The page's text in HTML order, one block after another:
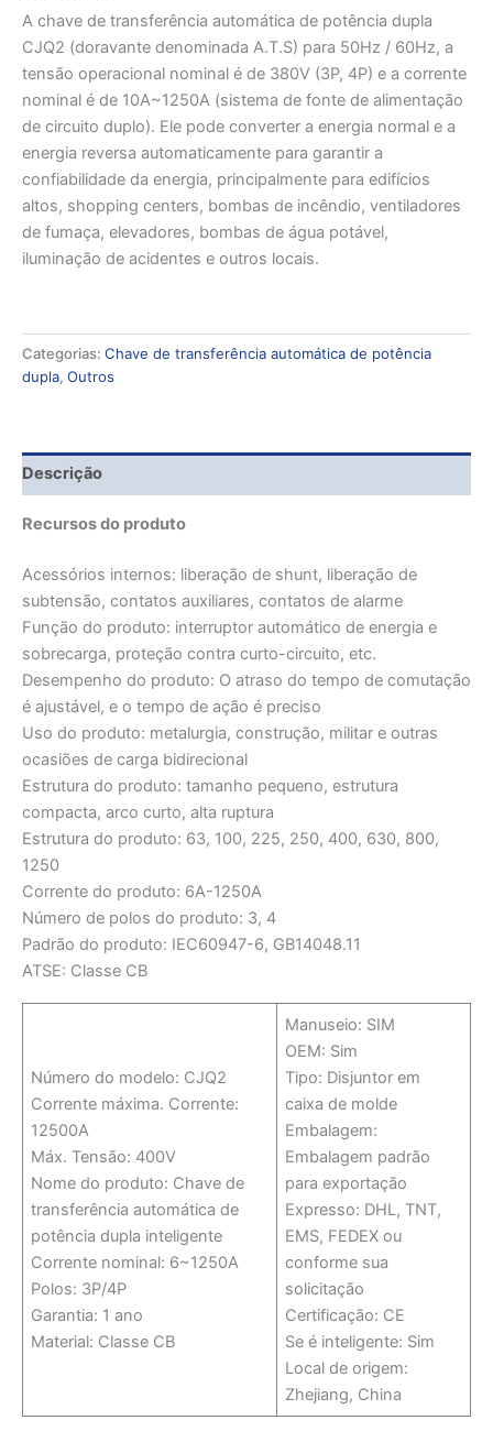
A chave de transferência automática de potência dupla
CJQ2 (doravante denominada A.T.S) para 50Hz / 60Hz, a
tensão operacional nominal é de 380V (3P, 4P) e a corrente
nominal é de 10A~1250A (sistema de fonte de alimentação
de circuito duplo). Ele pode converter a energia normal e a
energia reversa automaticamente para garantir a
confiabilidade da energia, principalmente para edifícios
altos, shopping centers, bombas de incêndio, ventiladores
de fumaça, elevadores, bombas de água potável,
iluminação de acidentes e outros locais.
Categorias: Chave de transferência automática de potência
dupla, Outros
Descrição
Recursos do produto
Acessórios internos: liberação de shunt, liberação de
subtensão, contatos auxiliares, contatos de alarme
Função do produto: interruptor automático de energia e
sobrecarga, proteção contra curto-circuito, etc.
Desempenho do produto: O atraso do tempo de comutação
é ajustável, e o tempo de ação é preciso
Uso do produto: metalurgia, construção, militar e outras
ocasiões de carga bidirecional
Estrutura do produto: tamanho pequeno, estrutura
compacta, arco curto, alta ruptura
Estrutura do produto: 63, 100, 225, 250, 400, 630, 800,
1250
Corrente do produto: 6A-1250A
Número de polos do produto: 3, 4
Padrão do produto: IEC60947-6, GB14048.11
ATSE: Classe CB
Número do modelo: CJQ2
Corrente máxima. Corrente:
12500A
Máx. Tensão: 400V
Nome do produto: Chave de
transferência automática de
potência dupla inteligente
Corrente nominal: 6~1250A
Polos: 3P/4P
Garantia: 1 ano
Material: Classe CB
Manuseio: SIM
OEM: Sim
Tipo: Disjuntor em
caixa de molde
Embalagem:
Embalagem padrão
para exportação
Expresso: DHL, TNT,
EMS, FEDEX ou
conforme sua
solicitação
Certificação: CE
Se é inteligente: Sim
Local de origem:
Zhejiang, China